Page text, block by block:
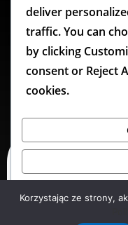
opracowano pod
ramach prac
Gleboznawstwa i
deliver
traffic. You can
by clicking
consent or Reject
cookies.
Korzystając ze strony,